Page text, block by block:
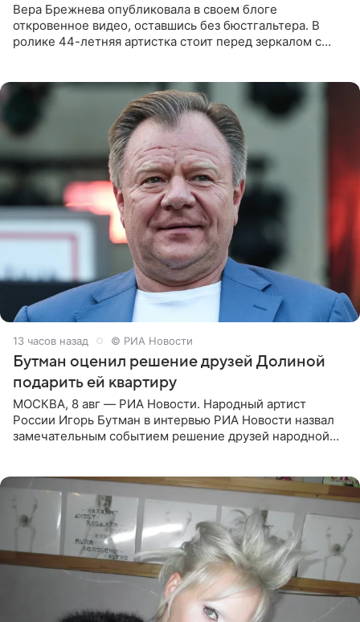
Вера Брежнева опубликовала в своем блоге
откровенное видео, оставшись без бюстгальтера. В
ролике 44-летняя артистка стоит перед зеркалом с
13 часов назад © РИА Новости
Бутман оценил решение друзей Долиной
подарить ей квартиру
МОСКВА, 8 авг — РИА Новости. Народный артист
России Игорь Бутман в интервью РИА Новости назвал
замечательным событием решение друзей народной